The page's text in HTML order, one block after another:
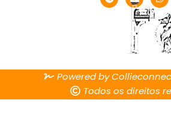
Powered by
Todos os direitos